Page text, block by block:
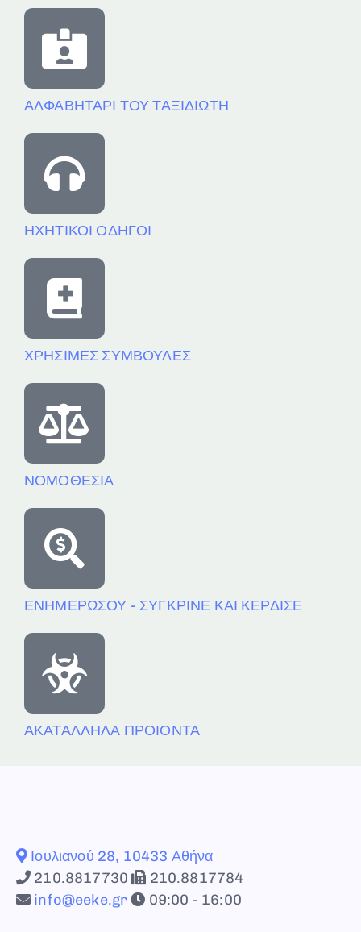
ΑΛΦΑΒΗΤΑΡΙ ΤΟΥ ΤΑΞΙΔΙΩΤΗ
ΗΧΗΤΙΚΟΙ ΟΔΗΓΟΙ
ΧΡΗΣΙΜΕΣ ΣΥΜΒΟΥΛΕΣ
ΝΟΜΟΘΕΣΙΑ
ΕΝΗΜΕΡΩΣΟΥ - ΣΥΓΚΡΙΝΕ ΚΑΙ ΚΕΡΔΙΣΕ
ΑΚΑΤΑΛΛΗΛΑ ΠΡΟΙΟΝΤΑ
Ιουλιανού 28, 10433 Αθήνα
210.8817730
210.8817784
info@eeke.gr
09:00 - 16:00